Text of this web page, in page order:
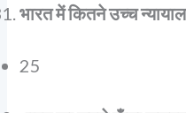
भारत में कितने उच्च
25